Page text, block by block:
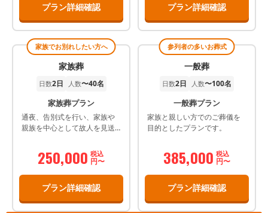
プラン詳細確認 プラン詳細確認
家族でお別れしたい方へ
家族葬
日数2日 人数〜40名
家族葬プラン
通夜、告別式を行い、家族や
親族を中心として故人を見送
250,000 税込
円〜
プラン詳細確認
参列者の多いお葬式
一般葬
日数2日 人数〜100名
一般葬プラン
家族と親しい方でのご葬儀を
目的としたプランです。
385,000 税込
円〜
プラン詳細確認